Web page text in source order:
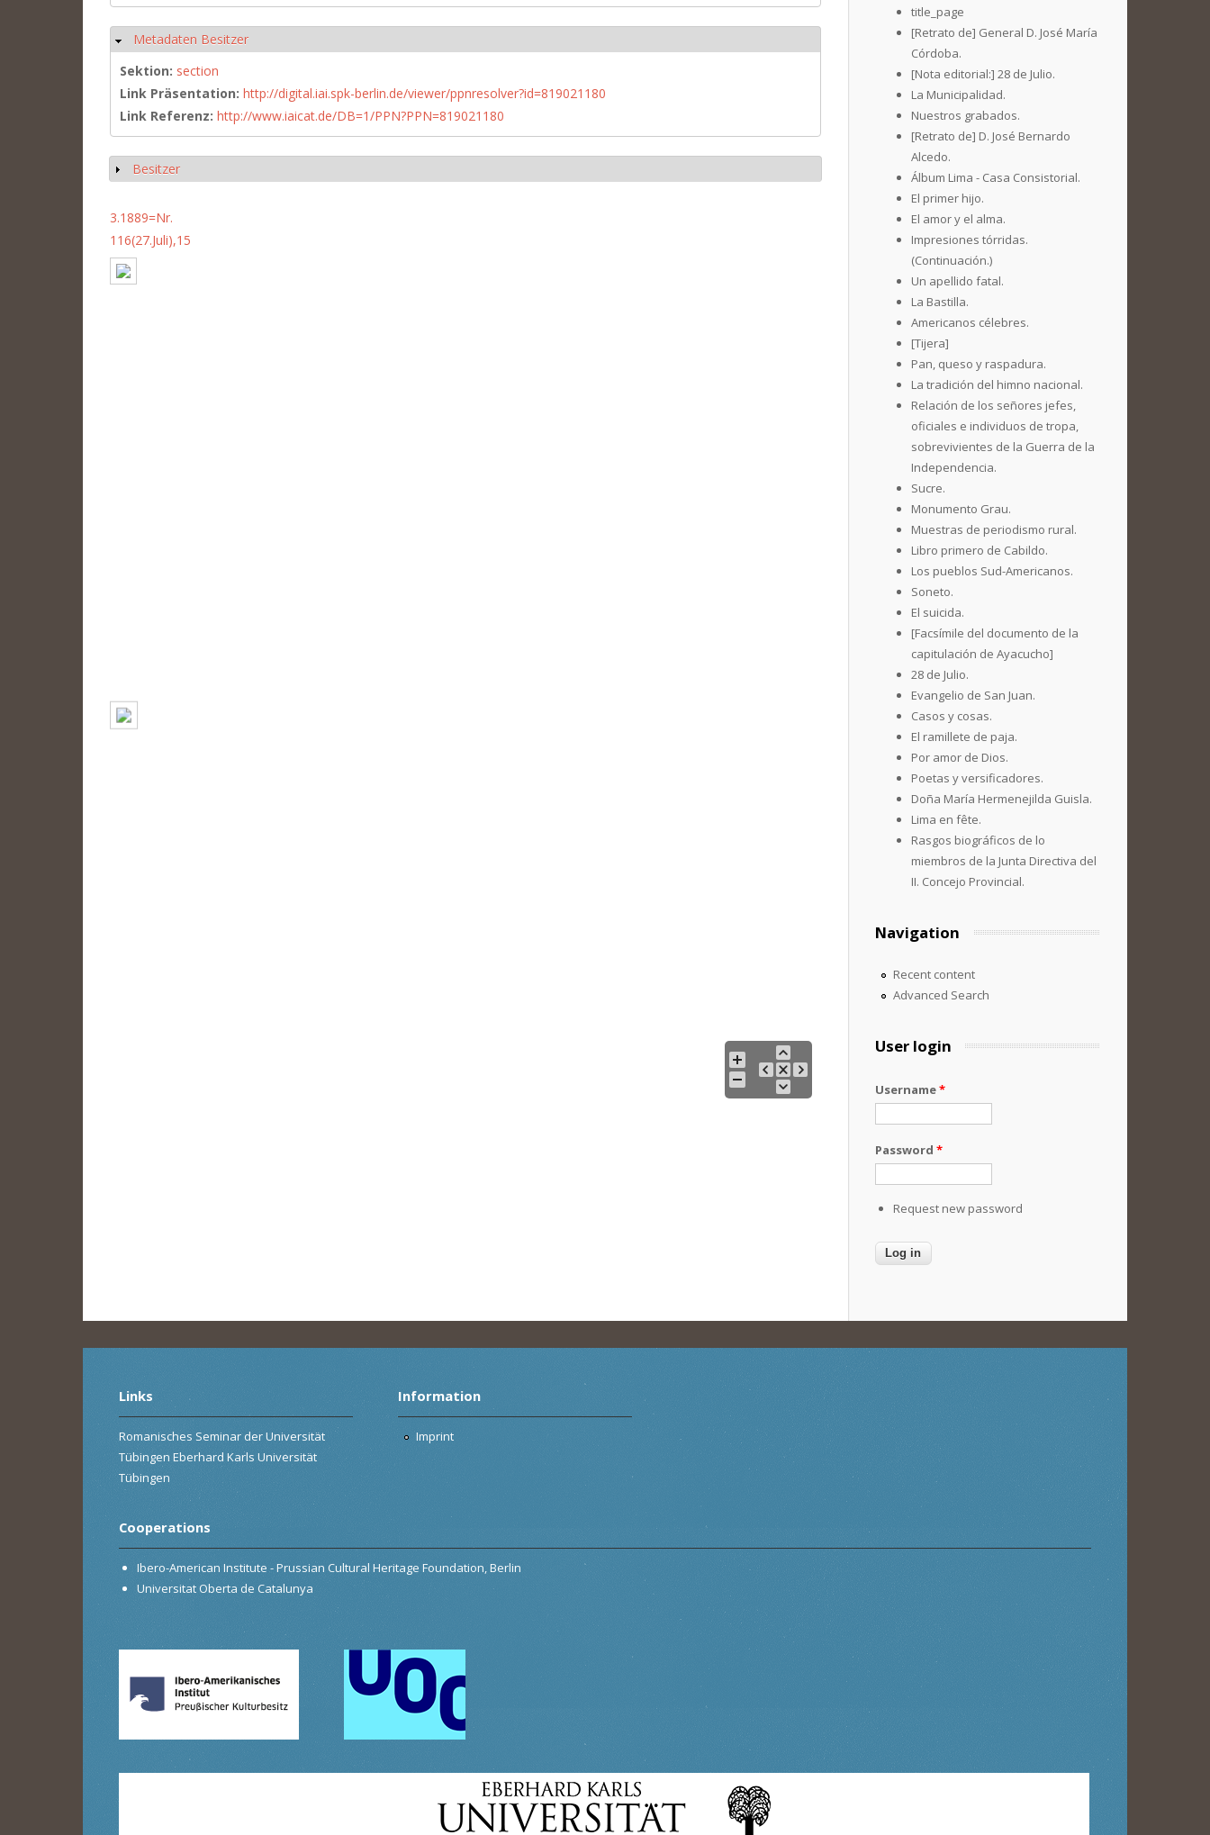
Hide
Metadaten Besitzer
Sektion: section
Link Präsentation: http://digital.iai.spk-berlin.de/viewer/ppnresolver?id=819021180
Link Referenz: http://www.iaicat.de/DB=1/PPN?PPN=819021180
Show
Besitzer
3.1889=Nr.
116(27.Juli),15
title_page
[Retrato de] General D. José María
Córdoba.
[Nota editorial:] 28 de Julio.
La Municipalidad.
Nuestros grabados.
[Retrato de] D. José Bernardo
Alcedo.
Álbum Lima - Casa Consistorial.
El primer hijo.
El amor y el alma.
Impresiones tórridas.
(Continuación.)
Un apellido fatal.
La Bastilla.
Americanos célebres.
[Tijera]
Pan, queso y raspadura.
La tradición del himno nacional.
Relación de los señores jefes,
oficiales e individuos de tropa,
sobrevivientes de la Guerra de la
Independencia.
Sucre.
Monumento Grau.
Muestras de periodismo rural.
Libro primero de Cabildo.
Los pueblos Sud-Americanos.
Soneto.
El suicida.
[Facsímile del documento de la
capitulación de Ayacucho]
28 de Julio.
Evangelio de San Juan.
Casos y cosas.
El ramillete de paja.
Por amor de Dios.
Poetas y versificadores.
Doña María Hermenejilda Guisla.
Lima en fête.
Rasgos biográficos de lo
miembros de la Junta Directiva del
II. Concejo Provincial.
Navigation
Recent content
Advanced Search
User login
Username*
Password *
Request new password
Links
Romanisches Seminar der Universität
Tübingen Eberhard Karls Universität
Tübingen
Information
Imprint
Cooperations
Ibero-American Institute - Prussian Cultural Heritage Foundation, Berlin
Universitat Oberta de Catalunya